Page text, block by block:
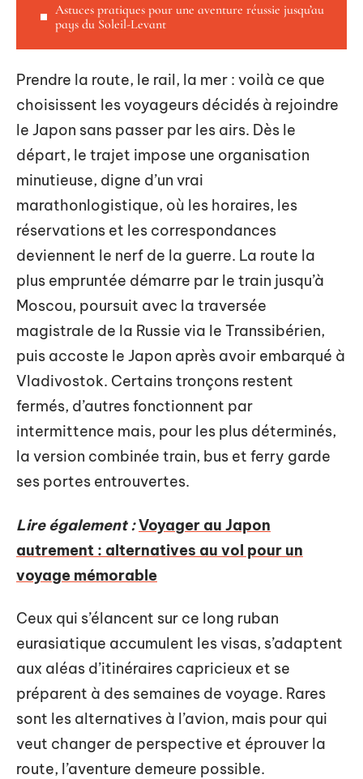
Astuces pratiques pour une aventure réussie jusqu’au
pays du Soleil-Levant
Prendre la route, le rail, la mer : voilà ce que
choisissent les voyageurs décidés à rejoindre
le Japon sans passer par les airs. Dès le
départ, le trajet impose une organisation
minutieuse, digne d’un vrai
marathonlogistique, où les horaires, les
réservations et les correspondances
deviennent le nerf de la guerre. La route la
plus empruntée démarre par le train jusqu’à
Moscou, poursuit avec la traversée
magistrale de la Russie via le Transsibérien,
puis accoste le Japon après avoir embarqué à
Vladivostok. Certains tronçons restent
fermés, d’autres fonctionnent par
intermittence mais, pour les plus déterminés,
la version combinée train, bus et ferry garde
ses portes entrouvertes.
Lire également :Voyager au Japon
autrement : alternatives au vol pour un
voyage mémorable
Ceux qui s’élancent sur ce long ruban
eurasiatique accumulent les visas, s’adaptent
aux aléas d’itinéraires capricieux et se
préparent à des semaines de voyage. Rares
sont les alternatives à l’avion, mais pour qui
veut changer de perspective et éprouver la
route, l’aventure demeure possible.